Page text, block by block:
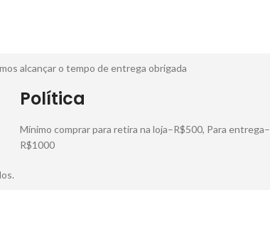
alcançar o tempo de entrega obrigada
Política
Mínimo comprar para retira na loja–R$500, Para entrega–
R$1000